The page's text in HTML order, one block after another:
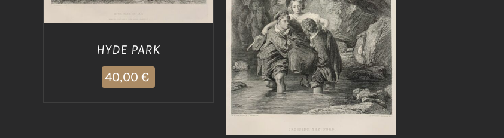
HYDE PARK
40,00 €
AGGIUNGI AL CARRELLO
/
DETTAGLI